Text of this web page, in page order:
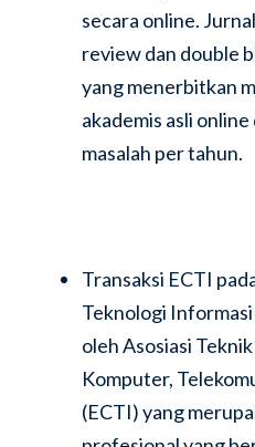
secara online.
review dan double
yang menerbitkan
akademis asli
masalah per tahun.
Transaksi ECTI
Teknologi
oleh Asosiasi
Komputer,
(ECTI) yang